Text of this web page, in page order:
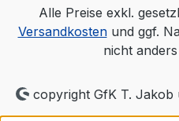
Alle Preise exkl.
Versandkostenund ggf.
nicht
copyright GfK T. Jakob